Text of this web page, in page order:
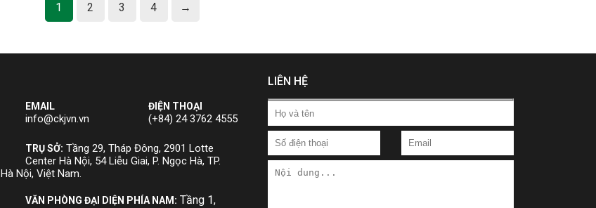
1 2 3 4 →
EMAIL
info@ckjvn.vn
ĐIỆN THOẠI
(+84) 24 3762 4555
TRỤ SỞ: Tầng 29, Tháp Đông, 2901 Lotte
Center Hà Nội, 54 Liễu Giai, P. Ngọc Hà, TP.
Hà Nội, Việt Nam.
VĂN PHÒNG ĐẠI DIỆN PHÍA NAM: Tầng 1,
LIÊN HỆ